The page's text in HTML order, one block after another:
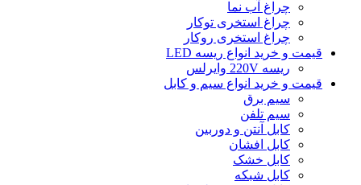
چراغ آب نما
چراغ استخری توکار
چراغ استخری روکار
قیمت و خرید انواع ریسه LED
ریسه 220V وایرلس
قیمت و خرید انواع سیم و کابل
سیم برق
سیم تلفن
کابل آنتن و دوربین
کابل افشان
کابل خشک
کابل شبکه